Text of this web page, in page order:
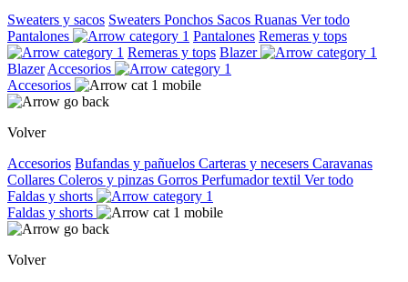
Sweaters y sacos Sweaters Ponchos Sacos Ruanas Ver todo
Pantalones
Pantalones Remeras y tops
Remeras y tops Blazer
Blazer Accesorios
Accesorios
Volver
Accesorios Bufandas y pañuelos Carteras y necesers Caravanas
Collares Coleros y pinzas Gorros Perfumador textil Ver todo
Faldas y shorts
Faldas y shorts
Volver